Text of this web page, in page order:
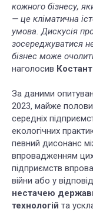
кожного бізнесу,
— це кліматична
умова. Дискусія
зосереджуватися
бізнес може
наголосив
За даними
2023, майже
середніх
екологічних
певний дисонанс
впровадженням
підприємств
війни або у
нестачею
технологій та